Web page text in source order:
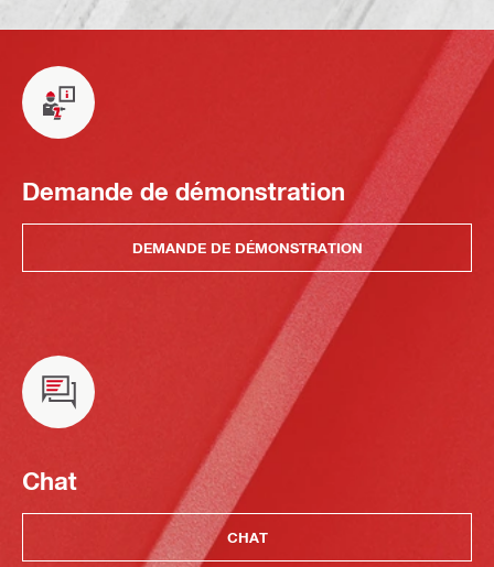
Demande de démonstration
DEMANDE DE DÉMONSTRATION
Chat
CHAT